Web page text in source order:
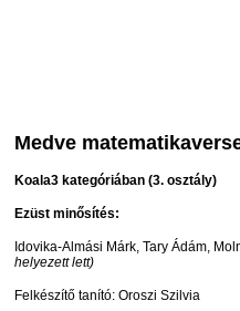
Medve
Koala3 kategóriában (3. osztály)
Ezüst minősítés:
Idovika-Almási Márk, Tary Ádám,
helyezett lett)
Felkészítő tanító: Oroszi Szilvia